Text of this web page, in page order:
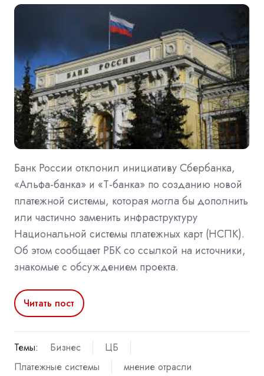
Банк России отклонил инициативу Сбербанка,
«Альфа-банка» и «Т-банка» по созданию новой
платежной системы, которая могла бы дополнить
или частично заменить инфраструктуру
Национальной системы платежных карт (НСПК).
Об этом сообщает РБК со ссылкой на источники,
знакомые с обсуждением проекта.
Читать пост
Темы: Бизнес
ЦБ
Платежные системы
мнение отрасли